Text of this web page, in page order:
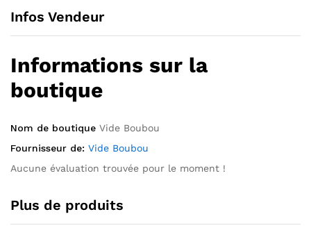
Infos Vendeur
Informations sur la
boutique
Nom de boutique Vide Boubou
Fournisseur de: Vide Boubou
Aucune évaluation trouvée pour le moment !
Plus de produits